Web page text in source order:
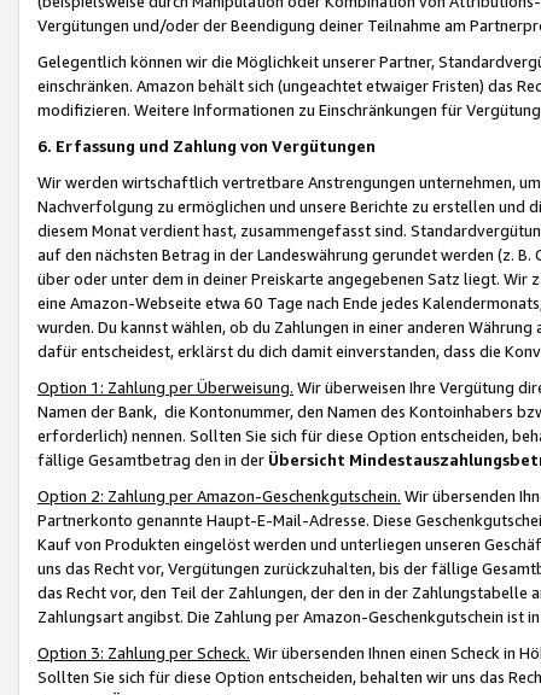
Vergütungen und/oder der Beendigung deiner Teilnahme am
Gelegentlich können wir die Möglichkeit unserer Partner,
einschränken. Amazon behält sich (ungeachtet etwaiger Fristen) das
modifizieren. Weitere Informationen zu Einschränkungen für
6. Erfassung und Zahlung von Vergütungen
Wir werden wirtschaftlich vertretbare Anstrengungen unternehmen,
Nachverfolgung zu ermöglichen und unsere Berichte zu erstellen und
diesem Monat verdient hast, zusammengefasst sind.
auf den nächsten Betrag in der Landeswährung gerundet werden (z.
über oder unter dem in deiner Preiskarte angegebenen Satz liegt.
eine Amazon-Webseite etwa 60 Tage nach Ende jedes
wurden. Du kannst wählen, ob du Zahlungen in einer anderen
dafür entscheidest, erklärst du dich damit einverstanden, dass die
Option 1: Zahlung per Überweisung. Wir überweisen Ihre Vergütung
Namen der Bank, die Kontonummer, den Namen des Kontoinhabers
erforderlich) nennen. Sollten Sie sich für diese Option entscheiden,
fällige Gesamtbetrag den in der Übersicht
Option 2: Zahlung per Amazon-Geschenkgutschein. Wir übersenden
Partnerkonto genannte Haupt-E-Mail-Adresse. Diese
Kauf von Produkten eingelöst werden und unterliegen unseren
uns das Recht vor, Vergütungen zurückzuhalten, bis der fällige
das Recht vor, den Teil der Zahlungen, der den in der
Zahlungsart angibst. Die Zahlung per Amazon-Geschenkgutschein ist
Option 3: Zahlung per Scheck. Wir übersenden Ihnen einen Scheck in
Sollten Sie sich für diese Option entscheiden, behalten wir uns das